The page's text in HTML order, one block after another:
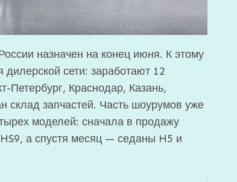
назначен на конец июня. К этому
сети: заработают 12
Петербург, Краснодар, Казань,
склад запчастей. Часть шоурумов уже
моделей: сначала в продажу
а спустя месяц — седаны H5 и